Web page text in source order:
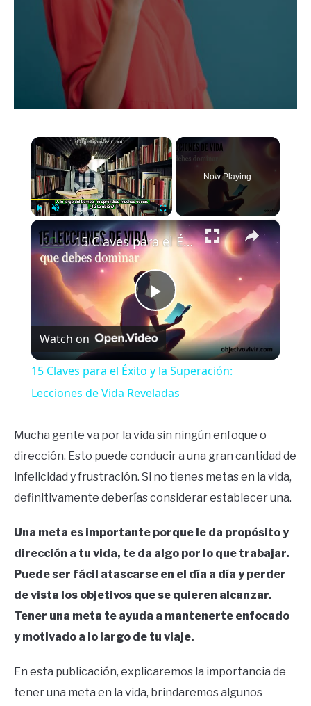
×
Fullscreen
Now Playing
×
Play
Video
15 Claves para el Éxito y la Superación: Lecciones de Vida Reveladas
Watch on
15 Claves para el Éxito y la Superación:
Lecciones de Vida Reveladas
Mucha gente va por la vida sin ningún enfoque o
dirección. Esto puede conducir a una gran cantidad de
infelicidad y frustración. Si no tienes metas en la vida,
definitivamente deberías considerar establecer una.
Una meta es importante porque le da propósito y
dirección a tu vida, te da algo por lo que trabajar.
Puede ser fácil atascarse en el día a día y perder
de vista los objetivos que se quieren alcanzar.
Tener una meta te ayuda a mantenerte enfocado
y motivado a lo largo de tu viaje.
En esta publicación, explicaremos la importancia de
tener una meta en la vida, brindaremos algunos